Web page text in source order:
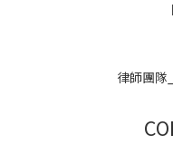
律師團隊